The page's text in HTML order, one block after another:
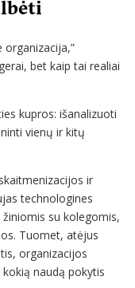
organizacija,”
bet kaip tai realiai
kupros: išanalizuoti
vienų ir kitų
ir
technologines
su kolegomis,
Tuomet, atėjus
organizacijos
naudą pokytis